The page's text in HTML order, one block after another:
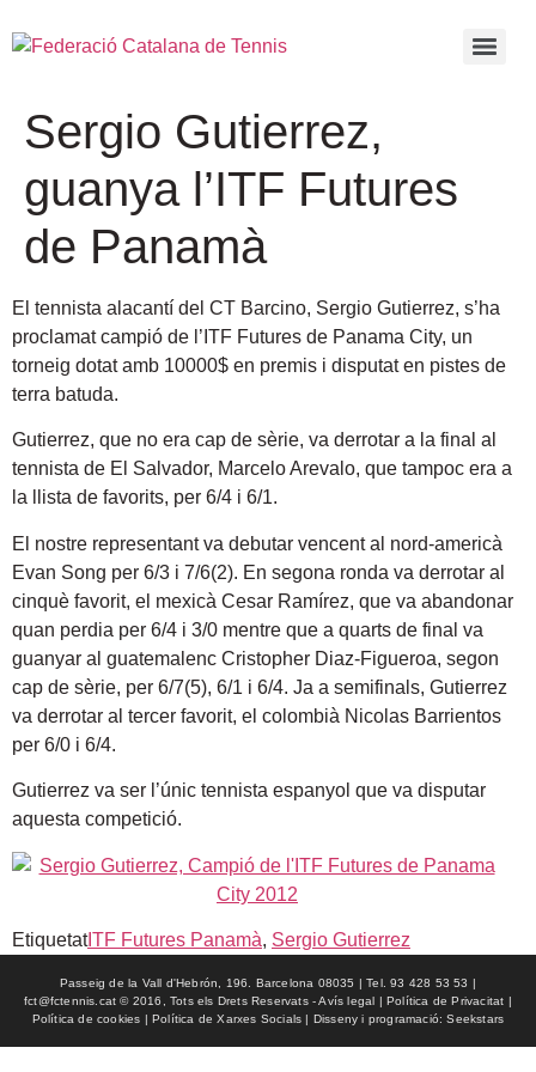
Sergio Gutierrez,
guanya l’ITF Futures
de Panamà
El tennista alacantí del CT Barcino, Sergio Gutierrez, s’ha
proclamat campió de l’ITF Futures de Panama City, un
torneig dotat amb 10000$ en premis i disputat en pistes de
terra batuda.
Gutierrez, que no era cap de sèrie, va derrotar a la final al
tennista de El Salvador, Marcelo Arevalo, que tampoc era a
la llista de favorits, per 6/4 i 6/1.
El nostre representant va debutar vencent al nord-americà
Evan Song per 6/3 i 7/6(2). En segona ronda va derrotar al
cinquè favorit, el mexicà Cesar Ramírez, que va abandonar
quan perdia per 6/4 i 3/0 mentre que a quarts de final va
guanyar al guatemalenc Cristopher Diaz-Figueroa, segon
cap de sèrie, per 6/7(5), 6/1 i 6/4. Ja a semifinals, Gutierrez
va derrotar al tercer favorit, el colombià Nicolas Barrientos
per 6/0 i 6/4.
Gutierrez va ser l’únic tennista espanyol que va disputar
aquesta competició.
EtiquetatITF Futures Panamà, Sergio Gutierrez
Passeig de la Vall d'Hebrón, 196. Barcelona 08035 | Tel. 93 428 53 53 |
fct@fctennis.cat © 2016, Tots els Drets Reservats - Avís legal | Política de Privacitat |
Política de cookies | Política de Xarxes Socials | Disseny i programació: Seekstars